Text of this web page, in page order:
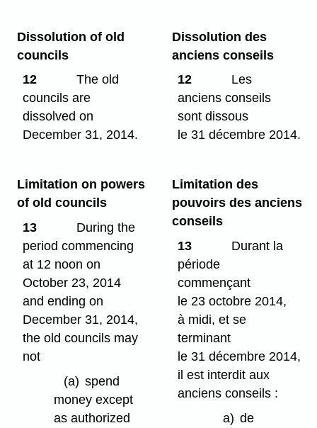
Dissolution of old
councils
12
The old
councils are
dissolved on
December 31, 2014.
Dissolution des
anciens conseils
12
Les
anciens conseils
sont dissous
le 31 décembre 2014.
Limitation on powers
of old councils
13
During the
period commencing
at 12 noon on
October 23, 2014
and ending on
December 31, 2014,
the old councils may
not
(a) spend
money except
as authorized
Limitation des
pouvoirs des anciens
conseils
13
Durant la
période
commençant
le 23 octobre 2014,
à midi, et se
terminant
le 31 décembre 2014,
il est interdit aux
anciens conseils :
a) de